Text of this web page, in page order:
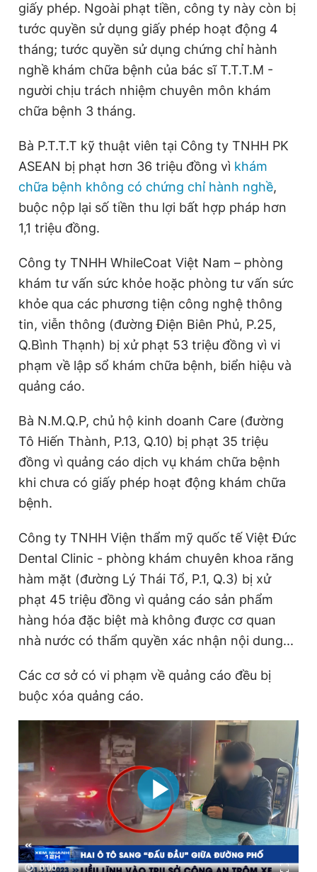
giấy phép. Ngoài phạt tiền, công ty này còn bị
tước quyền sử dụng giấy phép hoạt động 4
tháng; tước quyền sử dụng chứng chỉ hành
nghề khám chữa bệnh của bác sĩ T.T.T.M -
người chịu trách nhiệm chuyên môn khám
chữa bệnh 3 tháng.
Bà P.T.T.T kỹ thuật viên tại Công ty TNHH PK
ASEAN bị phạt hơn 36 triệu đồng vì khám
chữa bệnh không có chứng chỉ hành nghề,
buộc nộp lại số tiền thu lợi bất hợp pháp hơn
1,1 triệu đồng.
Công ty TNHH WhileCoat Việt Nam – phòng
khám tư vấn sức khỏe hoặc phòng tư vấn sức
khỏe qua các phương tiện công nghệ thông
tin, viễn thông (đường Điện Biên Phủ, P.25,
Q.Bình Thạnh) bị xử phạt 53 triệu đồng vì vi
phạm về lập sổ khám chữa bệnh, biển hiệu và
quảng cáo.
Bà N.M.Q.P, chủ hộ kinh doanh Care (đường
Tô Hiến Thành, P.13, Q.10) bị phạt 35 triệu
đồng vì quảng cáo dịch vụ khám chữa bệnh
khi chưa có giấy phép hoạt động khám chữa
bệnh.
Công ty TNHH Viện thẩm mỹ quốc tế Việt Đức
Dental Clinic - phòng khám chuyên khoa răng
hàm mặt (đường Lý Thái Tổ, P.1, Q.3) bị xử
phạt 45 triệu đồng vì quảng cáo sản phẩm
hàng hóa đặc biệt mà không được cơ quan
nhà nước có thẩm quyền xác nhận nội dung...
Các cơ sở có vi phạm về quảng cáo đều bị
buộc xóa quảng cáo.
0:00